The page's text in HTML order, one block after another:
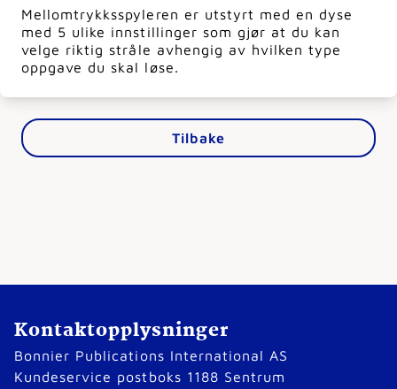
Mellomtrykksspyleren er utstyrt med en dyse
med 5 ulike innstillinger som gjør at du kan
velge riktig stråle avhengig av hvilken type
oppgave du skal løse.
Tilbake
Kontaktopplysninger
Bonnier Publications International AS
Kundeservice postboks 1188 Sentrum